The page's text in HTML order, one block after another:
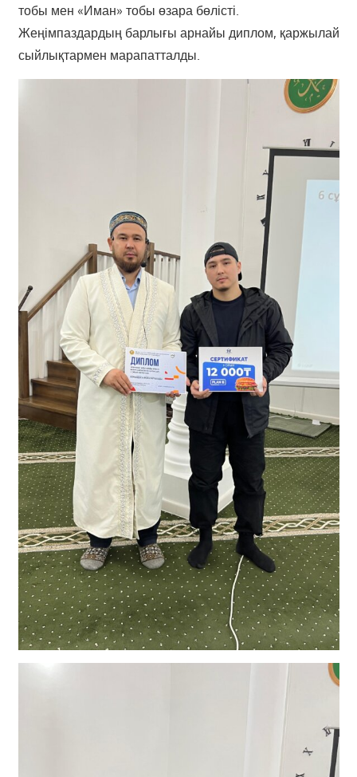
тобы мен «Иман» тобы өзара бөлісті.
Жеңімпаздардың барлығы арнайы диплом, қаржылай
сыйлықтармен марапатталды.